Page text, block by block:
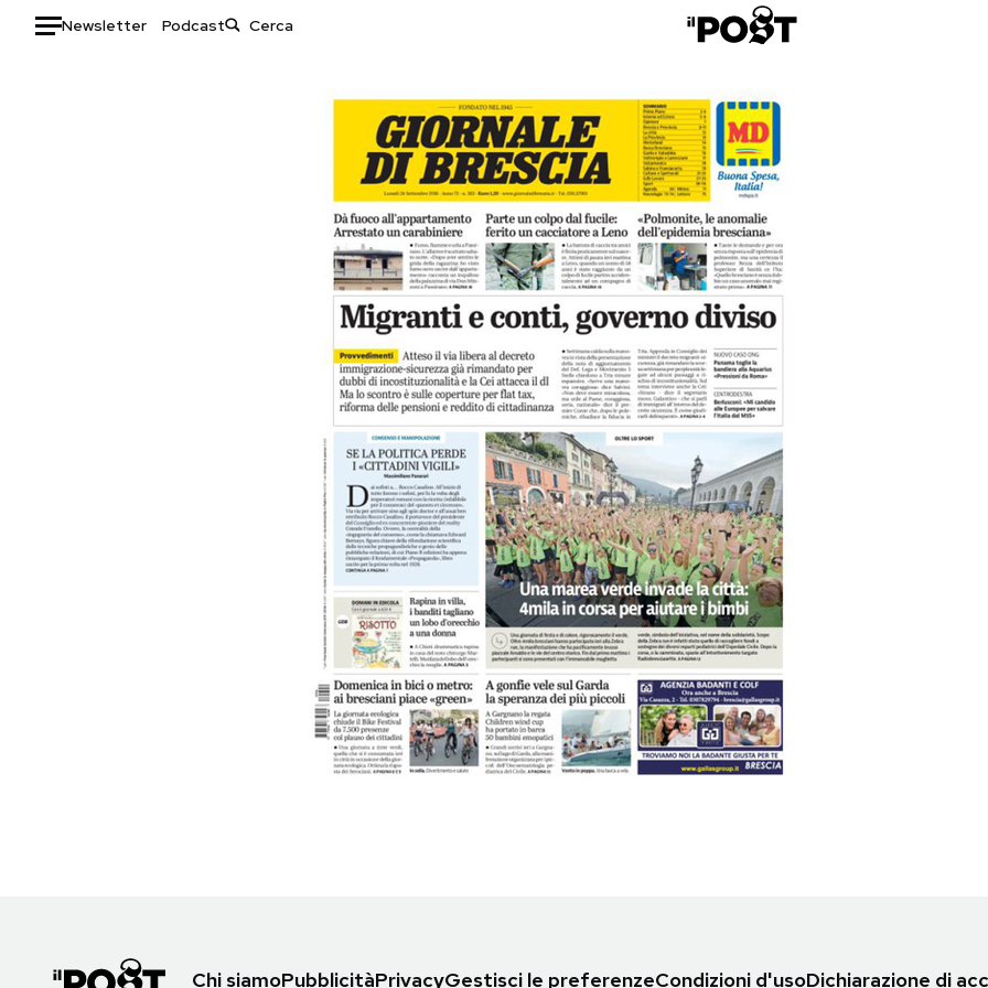
Newsletter Podcast
Consumismi
Storie/Idee
Ok Boomer!
Altrecose
Mondiali calcio 2026
Newsletter
Chi siamoPubblicitàPrivacyGestisci le preferenzeCondizioni d'usoDichiarazione di